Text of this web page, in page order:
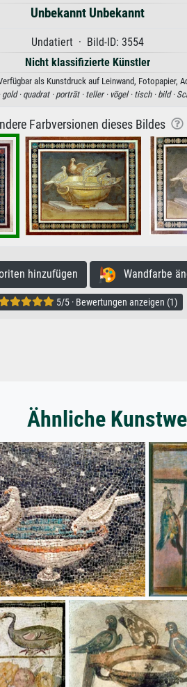
Unbekannt Unbekannt
Undatiert · Bild-ID: 3554
Nicht klassifizierte Künstler
als Kunstdruck auf Leinwand, Fotopapier,
gold · quadrat · porträt · teller · vögel · tisch · bild ·
Farbversionen dieses Bildes
hinzufügen Wandfarbe
5/5 · Bewertungen anzeigen (1)
Ähnliche